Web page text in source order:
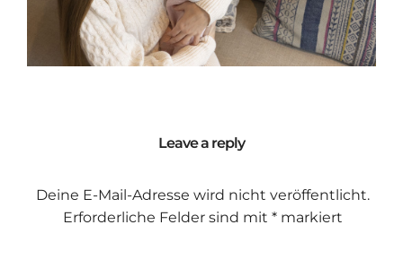
Leave a reply
Deine E-Mail-Adresse wird nicht veröffentlicht.
Erforderliche Felder sind mit *markiert